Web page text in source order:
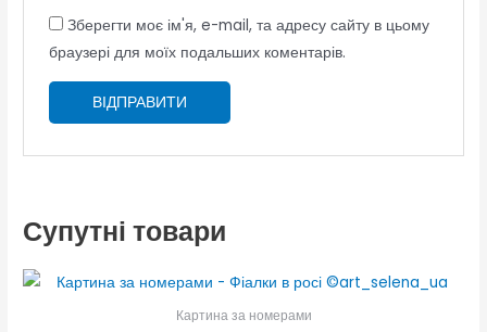
Зберегти моє ім'я, e-mail, та адресу сайту в цьому
браузері для моїх подальших коментарів.
Супутні товари
Картина за номерами